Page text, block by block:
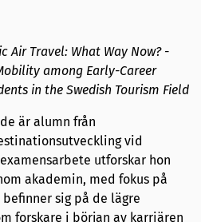
Air Travel: What Way Now? -
among Early-Career
in the Swedish Tourism Field
är alumn från
vid
utforskar hon
akademin, med fokus på
sig på de lägre
forskare i början av karriären